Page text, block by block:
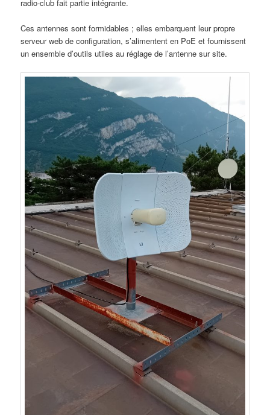
radio-club fait partie intégrante.
Ces antennes sont formidables ; elles embarquent leur propre
serveur web de configuration, s’alimentent en PoE et fournissent
un ensemble d’outils utiles au réglage de l’antenne sur site.